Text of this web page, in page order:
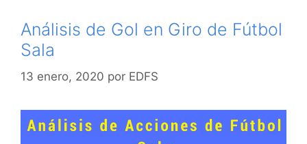
Análisis de Gol en Giro de Fútbol
Sala
13 enero, 2020 por EDFS